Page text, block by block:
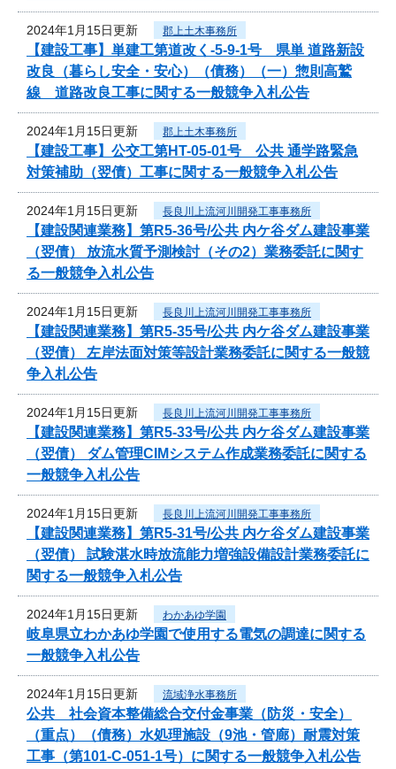
2024年1月15日更新 郡上土木事務所
【建設工事】単建工第道改く-5-9-1号 県単 道路新設
改良（暮らし安全・安心）（債務）（一）惣則高鷲
線 道路改良工事に関する一般競争入札公告
2024年1月15日更新 郡上土木事務所
【建設工事】公交工第HT-05-01号 公共 通学路緊急
対策補助（翌債）工事に関する一般競争入札公告
2024年1月15日更新 長良川上流河川開発工事事務所
【建設関連業務】第R5-36号/公共 内ケ谷ダム建設事業
（翌債） 放流水質予測検討（その2）業務委託に関す
る一般競争入札公告
2024年1月15日更新 長良川上流河川開発工事事務所
【建設関連業務】第R5-35号/公共 内ケ谷ダム建設事業
（翌債） 左岸法面対策等設計業務委託に関する一般競
争入札公告
2024年1月15日更新 長良川上流河川開発工事事務所
【建設関連業務】第R5-33号/公共 内ケ谷ダム建設事業
（翌債） ダム管理CIMシステム作成業務委託に関する
一般競争入札公告
2024年1月15日更新 長良川上流河川開発工事事務所
【建設関連業務】第R5-31号/公共 内ケ谷ダム建設事業
（翌債） 試験湛水時放流能力増強設備設計業務委託に
関する一般競争入札公告
2024年1月15日更新 わかあゆ学園
岐阜県立わかあゆ学園で使用する電気の調達に関する
一般競争入札公告
2024年1月15日更新 流域浄水事務所
公共 社会資本整備総合交付金事業（防災・安全）
（重点）（債務）水処理施設（9池・管廊）耐震対策
工事（第101-C-051-1号）に関する一般競争入札公告